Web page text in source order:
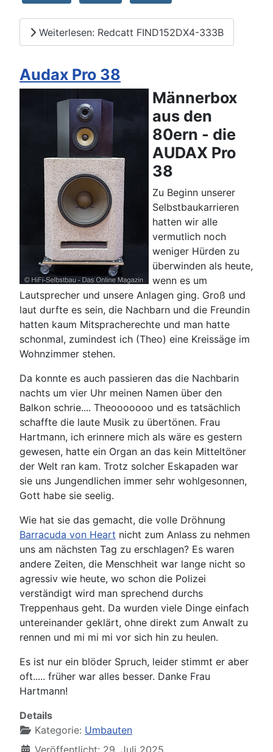
Weiterlesen: Redcatt FIND152DX4-333B
Audax Pro 38
Männerbox
aus den
80ern - die
AUDAX Pro
38
Zu Beginn unserer
Selbstbaukarrieren
hatten wir alle
vermutlich noch
weniger Hürden zu
überwinden als heute,
wenn es um
Lautsprecher und unsere Anlagen ging. Groß und
laut durfte es sein, die Nachbarn und die Freundin
hatten kaum Mitspracherechte und man hatte
schonmal, zumindest ich (Theo) eine Kreissäge im
Wohnzimmer stehen.
Da konnte es auch passieren das die Nachbarin
nachts um vier Uhr meinen Namen über den
Balkon schrie.... Theooooooo und es tatsächlich
schaffte die laute Musik zu übertönen. Frau
Hartmann, ich erinnere mich als wäre es gestern
gewesen, hatte ein Organ an das kein Mitteltöner
der Welt ran kam. Trotz solcher Eskapaden war
sie uns Jungendlichen immer sehr wohlgesonnen,
Gott habe sie seelig.
Wie hat sie das gemacht, die volle Dröhnung
Barracuda von Heart nicht zum Anlass zu nehmen
uns am nächsten Tag zu erschlagen? Es waren
andere Zeiten, die Menschheit war lange nicht so
agressiv wie heute, wo schon die Polizei
verständigt wird man sprechend durchs
Treppenhaus geht. Da wurden viele Dinge einfach
untereinander geklärt, ohne direkt zum Anwalt zu
rennen und mi mi mi vor sich hin zu heulen.
Es ist nur ein blöder Spruch, leider stimmt er aber
oft..... früher war alles besser. Danke Frau
Hartmann!
Details
Kategorie: Umbauten